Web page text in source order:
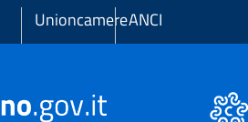
UnioncamereANCI